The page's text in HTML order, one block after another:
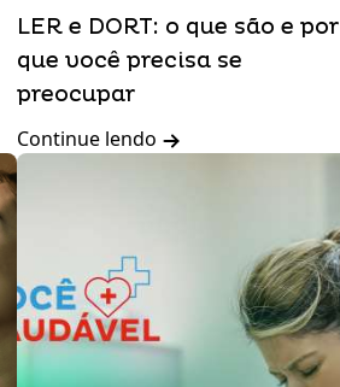
LER e DORT: o que são e por
que você precisa se
preocupar
Continue lendo